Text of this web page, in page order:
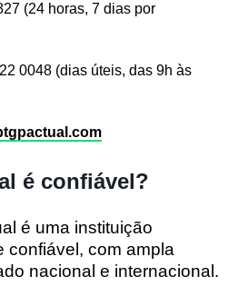
(24 horas, 7 dias por
0048 (dias úteis, das 9h às
é confiável?
é uma instituição
confiável, com ampla
nacional e internacional.